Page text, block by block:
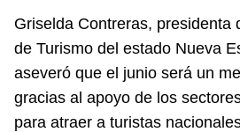
Griselda Contreras, presidenta
de Turismo del estado Nueva
aseveró que el junio será un
gracias al apoyo de los
para atraer a turistas